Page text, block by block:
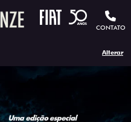
CONTATO
Alterar